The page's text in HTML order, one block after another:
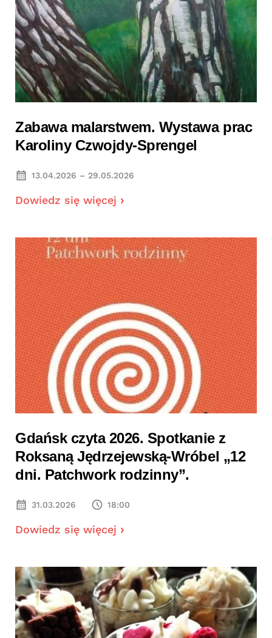
Zabawa malarstwem. Wystawa prac
Karoliny Czwojdy-Sprengel
13.04.2026 – 29.05.2026
Dowiedz się więcej
Gdańsk czyta 2026. Spotkanie z
Roksaną Jędrzejewską-Wróbel „12
dni. Patchwork rodzinny”.
31.03.2026 18:00
Dowiedz się więcej